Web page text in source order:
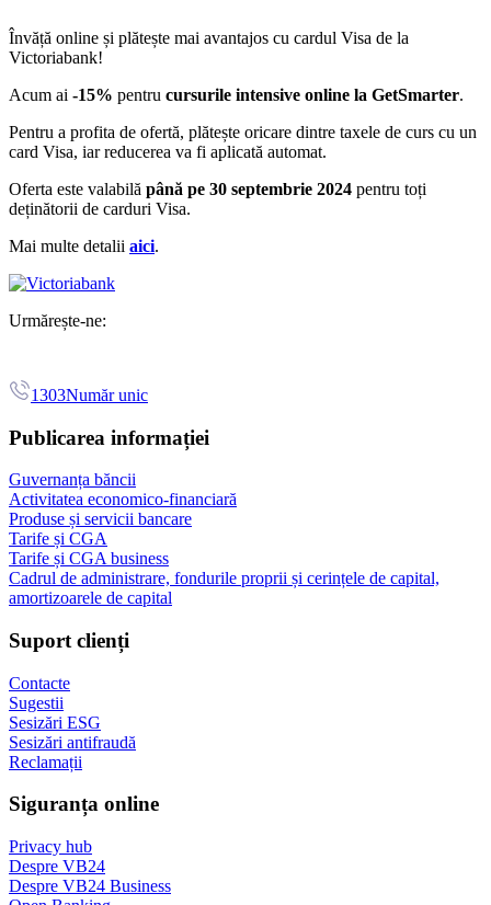
Învăță online și plătește mai avantajos cu cardul Visa de la
Victoriabank!
Acum ai -15% pentru cursurile intensive online la GetSmarter.
Pentru a profita de ofertă, plătește oricare dintre taxele de curs cu un
card Visa, iar reducerea va fi aplicată automat.
Oferta este valabilă până pe 30 septembrie 2024 pentru toți
deținătorii de carduri Visa.
Mai multe detalii aici.
Urmărește-ne:
1303Număr unic
Publicarea informației
Guvernanța băncii
Activitatea economico-financiară
Produse și servicii bancare
Tarife și CGA
Tarife și CGA business
Cadrul de administrare, fondurile proprii și cerințele de capital,
amortizoarele de capital
Suport clienți
Contacte
Sugestii
Sesizări ESG
Sesizări antifraudă
Reclamații
Siguranța online
Privacy hub
Despre VB24
Despre VB24 Business